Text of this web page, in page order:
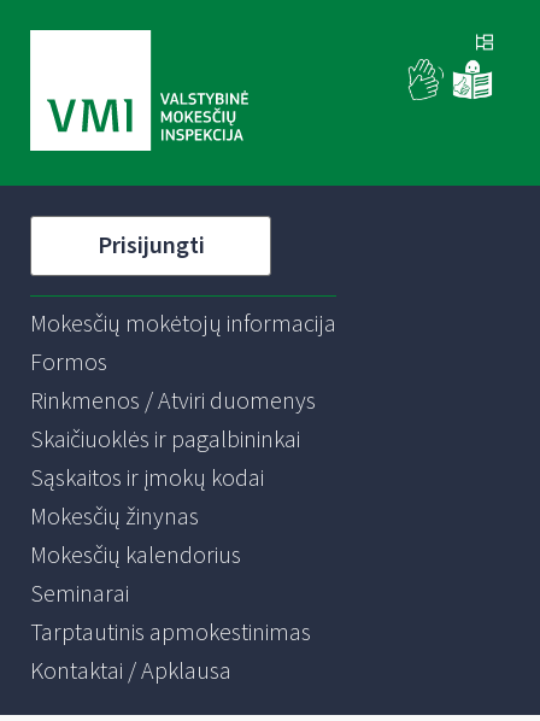
Prisijungti
Mokesčių mokėtojų informacija
Formos
Rinkmenos / Atviri duomenys
Skaičiuoklės ir pagalbininkai
Sąskaitos ir įmokų kodai
Mokesčių žinynas
Mokesčių kalendorius
Seminarai
Tarptautinis apmokestinimas
Kontaktai / Apklausa